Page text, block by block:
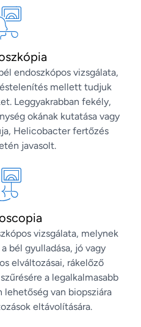
endoszkópos vizsgálata,
mellett tudjuk
Leggyakrabban fekély,
okának kutatása vagy
Helicobacter fertőzés
javasolt.
vizsgálata, melynek
bél gyulladása, jó vagy
elváltozásai, rákelőző
a legalkalmasabb
lehetőség van biopsziára
eltávolítására.